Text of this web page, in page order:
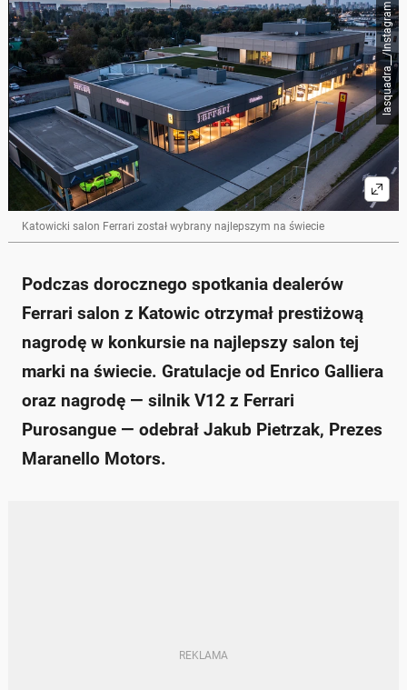
lasquadra__/Instagram
Katowicki salon Ferrari został wybrany najlepszym na świecie
Podczas dorocznego spotkania dealerów
Ferrari salon z Katowic otrzymał prestiżową
nagrodę w konkursie na najlepszy salon tej
marki na świecie. Gratulacje od Enrico Galliera
oraz nagrodę — silnik V12 z Ferrari
Purosangue — odebrał Jakub Pietrzak, Prezes
Maranello Motors.